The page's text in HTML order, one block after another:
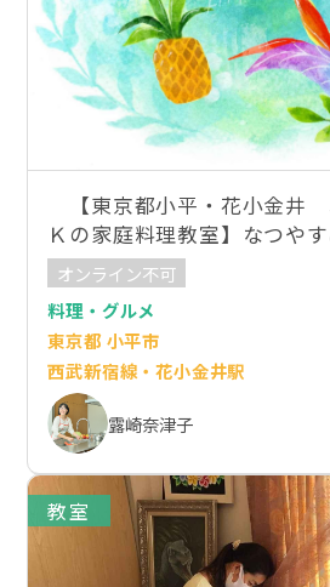
【東京都小平・花小金井
Ｋの家庭料理教室】なつや
オンライン不可
料理・グルメ
東京都 小平市
西武新宿線・花小金井駅
露崎奈津子
教室